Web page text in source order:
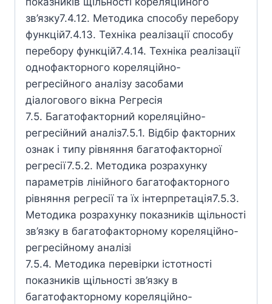
зв’язку7.4.12. Методика способу перебору
функцій7.4.13. Техніка реалізації способу
перебору функцій7.4.14. Техніка реалізації
однофакторного кореляційно-
регресійного аналізу засобами
діалогового вікна Регресія
7.5. Багатофакторний кореляційно-
регресійний аналіз7.5.1. Відбір факторних
ознак і типу рівняння багатофакторної
регресії7.5.2. Методика розрахунку
параметрів лінійного багатофакторного
рівняння регресії та їх інтерпретація7.5.3.
Методика розрахунку показників щільності
зв’язку в багатофакторному кореляційно-
регресійному аналізі
7.5.4. Методика перевірки істотності
показників щільності зв’язку в
багатофакторному кореляційно-